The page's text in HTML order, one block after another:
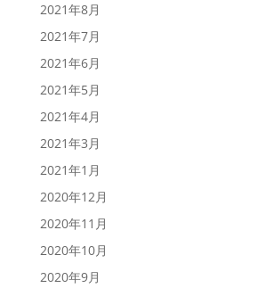
2021年8月
2021年7月
2021年6月
2021年5月
2021年4月
2021年3月
2021年1月
2020年12月
2020年11月
2020年10月
2020年9月